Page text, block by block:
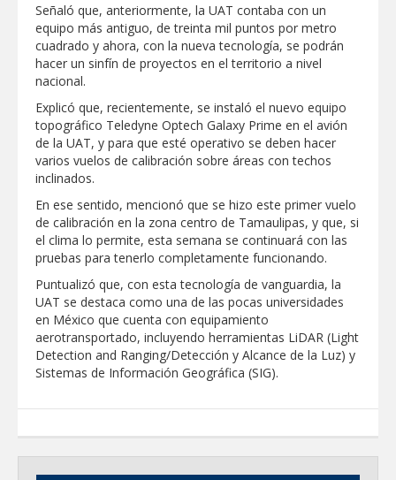
Señaló que, anteriormente, la UAT contaba con un
equipo más antiguo, de treinta mil puntos por metro
cuadrado y ahora, con la nueva tecnología, se podrán
hacer un sinfín de proyectos en el territorio a nivel
nacional.
Explicó que, recientemente, se instaló el nuevo equipo
topográfico Teledyne Optech Galaxy Prime en el avión
de la UAT, y para que esté operativo se deben hacer
varios vuelos de calibración sobre áreas con techos
inclinados.
En ese sentido, mencionó que se hizo este primer vuelo
de calibración en la zona centro de Tamaulipas, y que, si
el clima lo permite, esta semana se continuará con las
pruebas para tenerlo completamente funcionando.
Puntualizó que, con esta tecnología de vanguardia, la
UAT se destaca como una de las pocas universidades
en México que cuenta con equipamiento
aerotransportado, incluyendo herramientas LiDAR (Light
Detection and Ranging/Detección y Alcance de la Luz) y
Sistemas de Información Geográfica (SIG).